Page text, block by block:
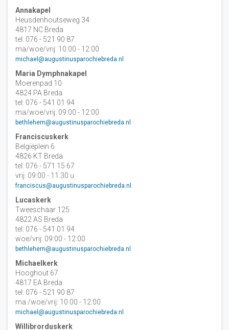
Annakapel
Heusdenhoutseweg 34
4817 NC Breda
tel: 076 - 521 90 87
ma/woe/vrij: 10:00 - 12:00
michael@augustinusparochiebreda.nl
Maria Dymphnakapel
Moerenpad 10
4824 PA Breda
tel: 076 - 541 01 94
ma/woe/vrij: 09:00 - 12:00
bethlehem@augustinusparochiebreda.nl
Franciscuskerk
Belgiëplein 6
4826 KT Breda
tel: 076 - 571 15 67
vrij: 09:00 - 11.30 u
franciscus@augustinusparochiebreda.nl
Lucaskerk
Tweeschaar 125
4822 AS Breda
tel: 076 - 541 01 94
woe/vrij: 09:00 - 12:00
bethlehem@augustinusparochiebreda.nl
Michaelkerk
Hooghout 67
4817 EA Breda
tel: 076 - 521 90 87
ma /woe/vrij: 10:00 - 12:00
michael@augustinusparochiebreda.nl
Willibrorduskerk